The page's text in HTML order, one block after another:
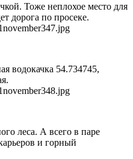
Тоже неплохое место для
дорога по просеке.
водокачка 54.734745,
леса. А всего в паре
и горный